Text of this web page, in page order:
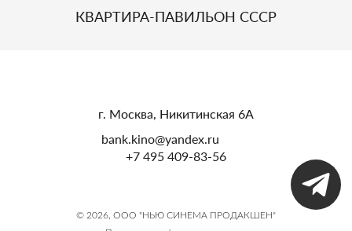
КВАРТИРА-ПАВИЛЬОН СССР
г. Москва, Никитинская 6А
bank.kino@yandex.ru
+7 495 409-83-56
© 2026, ООО "НЬЮ СИНЕМА ПРОДАКШЕН"